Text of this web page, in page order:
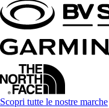
Scopri tutte le nostre marche